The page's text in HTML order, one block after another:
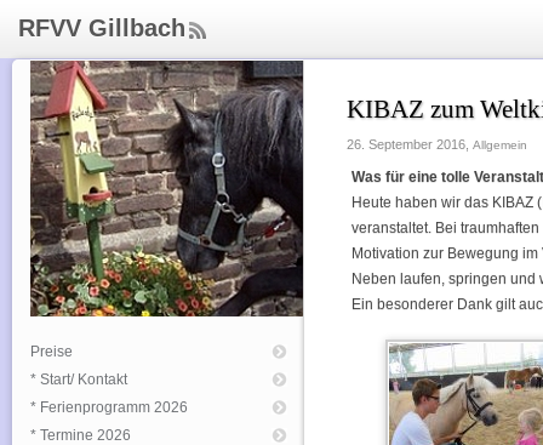
RFVV Gillbach
d
Rs
s
KIBAZ zum
26. September 2016, Allgemein
Was für eine tolle
Heute haben wir das KIBAZ
veranstaltet. Bei
Motivation zur Bewegung
Neben laufen, springen und
Ein besonderer Dank gilt
Preise
* Start/ Kontakt
* Ferienprogramm 2026
* Termine 2026